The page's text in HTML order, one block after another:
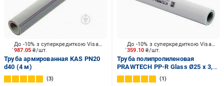
987.05₴/шт.
До -10% з суперкредиткою Visa Вигода
Труба армированная KAS PN20
d40 (4 м)
3
359.10₴/шт.
До -10% з суперкредиткою Visa Вигода
Труба полипропиленовая
PRAWTECH PP-R Glass Ø25 x 3,5
мм PN20
1